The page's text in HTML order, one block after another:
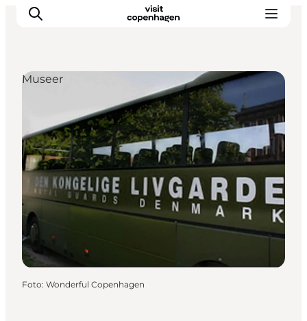
This is Copenhagen
Aktiviteter
Spis & drik
Områder
Planlæg din tur
CopenPay
Copenhagen Card
Museer
Foto: Wonderful Copenhagen